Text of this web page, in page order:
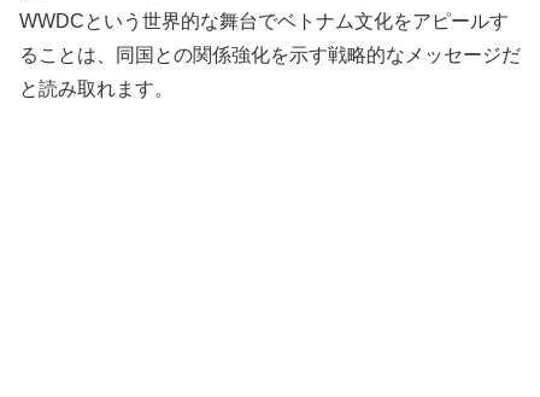
WWDCという世界的な舞台でベトナム文化をアピールす
ることは、同国との関係強化を示す戦略的なメッセージだ
と読み取れます。